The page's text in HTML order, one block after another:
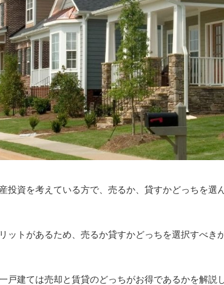
投資を考えている方で、売るか、貸すかどっちを選
ットがあるため、売るか貸すかどっちを選択すべき
戸建ては売却と賃貸のどっちがお得であるかを解説し